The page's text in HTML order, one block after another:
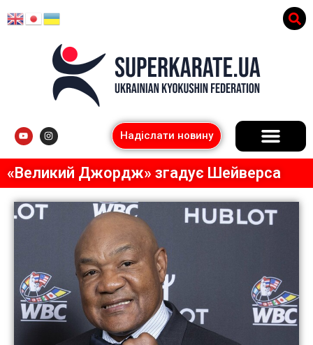
Надіслати новину
«Великий Джордж» згадує Шейверса